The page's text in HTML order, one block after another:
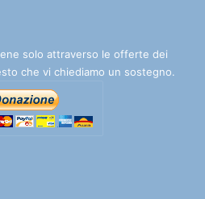
solo attraverso le offerte dei
che vi chiediamo un sostegno.